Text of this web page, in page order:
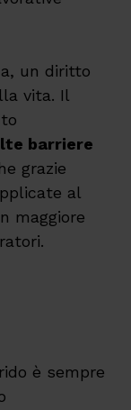
un diritto
vita. Il
barriere
grazie
al
maggiore
è sempre